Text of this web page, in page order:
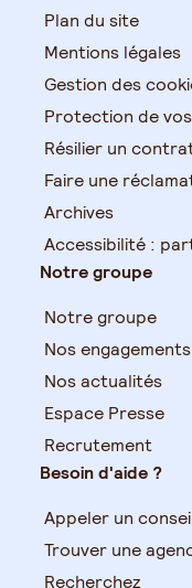
Plan du site
Mentions légales
Gestion des
Protection de
Résilier un
Faire une
Archives
Accessibilité :
Notre groupe
Notre groupe
Nos engagements
Nos actualités
Espace Presse
Recrutement
Besoin d'aide ?
Appeler un
Trouver une
Recherchez